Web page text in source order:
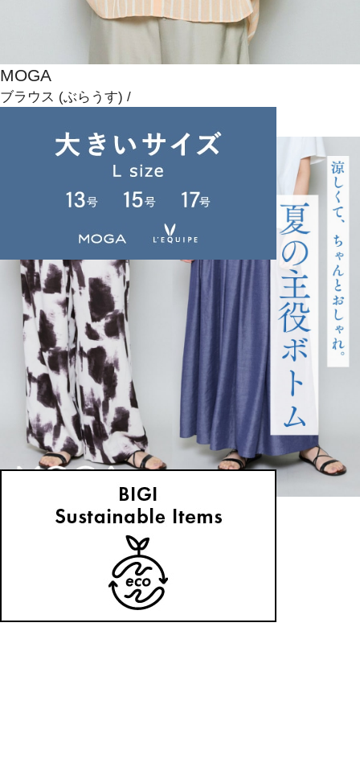
MOGA
ブラウス (ぶらうす) /